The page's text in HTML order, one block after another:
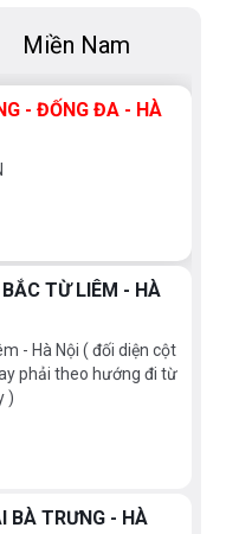
Miền Nam
- ĐỐNG ĐA - HÀ
TỪ LIÊM - HÀ
- Hà Nội ( đối diện cột
phải theo hướng đi từ
)
BÀ TRƯNG - HÀ